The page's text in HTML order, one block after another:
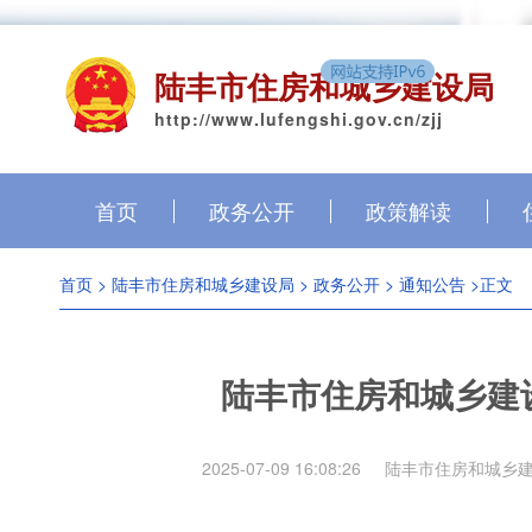
陆丰市住房和城乡建设局
http://www.lufengshi.gov.cn/zjj
首页 政务公开 政策解读
首页 > 陆丰市住房和城乡建设局 > 政务公开 > 通知公告 >正文
陆丰市住房和城乡
2025-07-09 16:08:26 陆丰市住房和城乡